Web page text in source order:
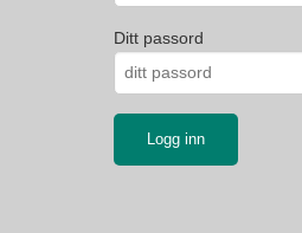
Ditt passord